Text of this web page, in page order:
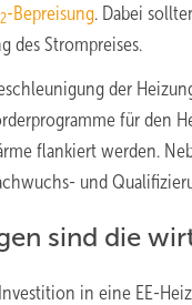
2-Bepreisung. Dabei
des Strompreises.
der
für den
flankiert werden.
und
sind die
in eine EE-